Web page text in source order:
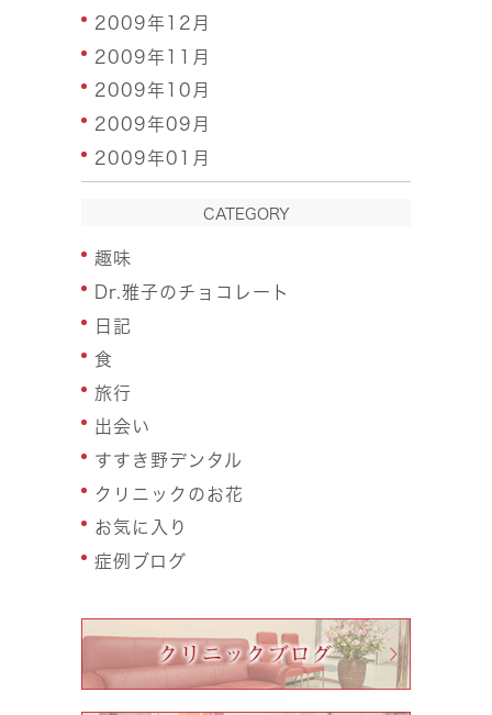
2009年12月
2009年11月
2009年10月
2009年09月
2009年01月
CATEGORY
趣味
Dr.雅子のチョコレート
日記
食
旅行
出会い
すすき野デンタル
クリニックのお花
お気に入り
症例ブログ